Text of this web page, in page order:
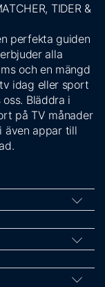
TIDER &
perfekta guiden
alla
och en mängd
idag eller sport
Bläddra i
på TV månader
även appar till